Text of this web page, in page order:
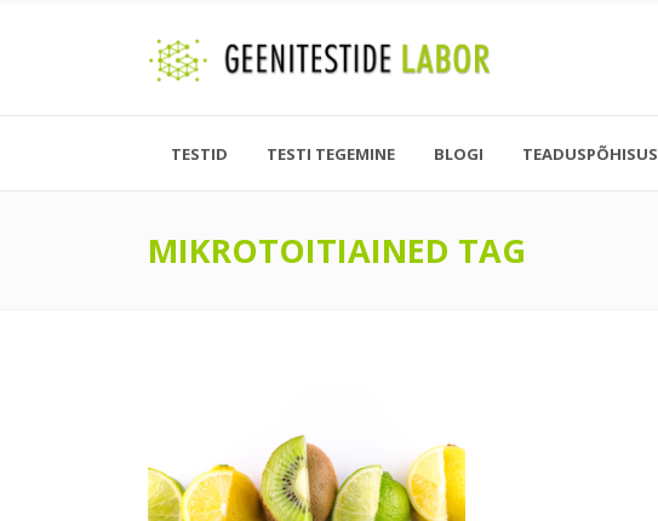
TESTID TESTI TEGEMINE BLOGI TEADUSPÕHISUS
MIKROTOITIAINED TAG